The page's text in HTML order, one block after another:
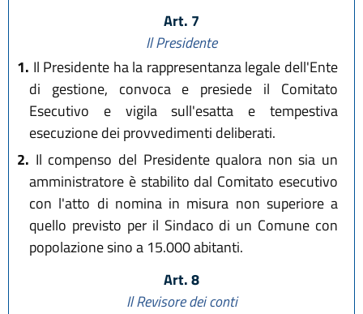
Art. 7
Il Presidente
1. Il Presidente ha la rappresentanza legale dell'Ente
di gestione, convoca e presiede il Comitato
Esecutivo e vigila sull'esatta e tempestiva
esecuzione dei provvedimenti deliberati.
2. Il compenso del Presidente qualora non sia un
amministratore è stabilito dal Comitato esecutivo
con l'atto di nomina in misura non superiore a
quello previsto per il Sindaco di un Comune con
popolazione sino a 15.000 abitanti.
Art. 8
Il Revisore dei conti